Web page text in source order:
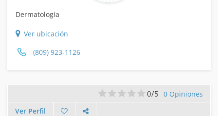
Dermatología
Ver ubicación
(809) 923-1126
0/5 0 Opiniones
Ver Perfil